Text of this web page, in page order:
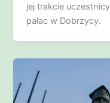
jej trakcie
pałac w Dobrzycy.